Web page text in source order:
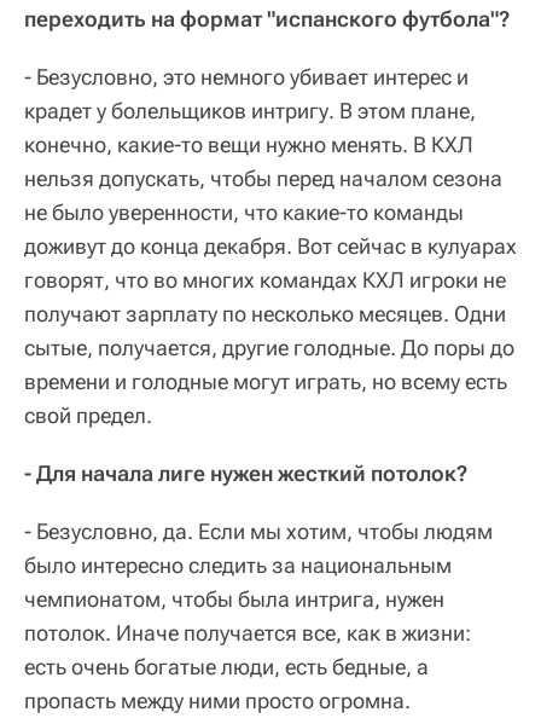
переходить на формат "испанского футбола"?
- Безусловно, это немного убивает интерес и
крадет у болельщиков интригу. В этом плане,
конечно, какие-то вещи нужно менять. В КХЛ
нельзя допускать, чтобы перед началом сезона
не было уверенности, что какие-то команды
доживут до конца декабря. Вот сейчас в кулуарах
говорят, что во многих командах КХЛ игроки не
получают зарплату по несколько месяцев. Одни
сытые, получается, другие голодные. До поры до
времени и голодные могут играть, но всему есть
свой предел.
- Для начала лиге нужен жесткий потолок?
- Безусловно, да. Если мы хотим, чтобы людям
было интересно следить за национальным
чемпионатом, чтобы была интрига, нужен
потолок. Иначе получается все, как в жизни:
есть очень богатые люди, есть бедные, а
пропасть между ними просто огромна.